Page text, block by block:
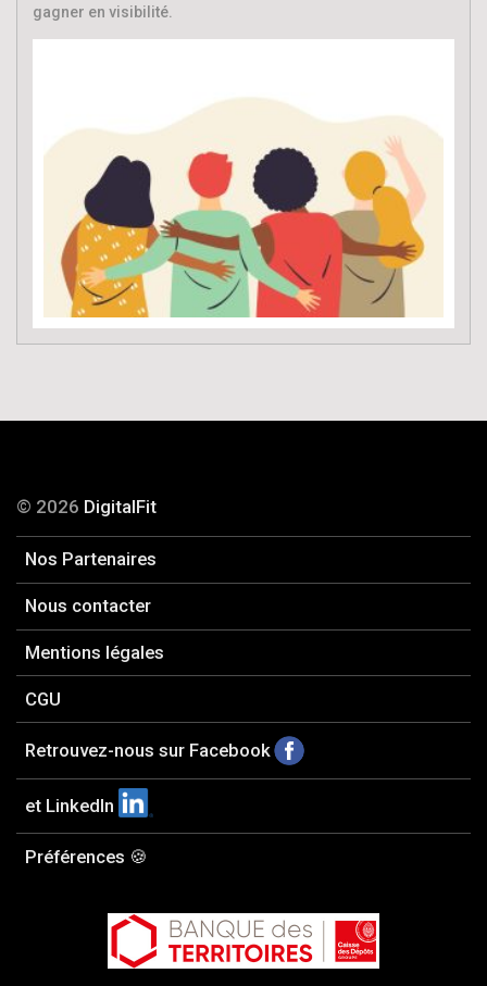
gagner en visibilité.
© 2026 DigitalFit
Nos Partenaires
Nous contacter
Mentions légales
CGU
Retrouvez-nous sur Facebook
et LinkedIn
Préférences 🍪